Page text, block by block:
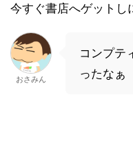
今すぐ書店へゲットし
おさみん
コンプテ
ったなぁ